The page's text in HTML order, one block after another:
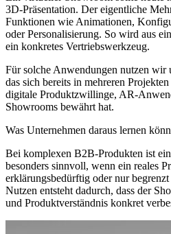
3D-Präsentation. Der eigentliche
Funktionen wie Animationen,
oder Personalisierung. So wird aus
ein konkretes Vertriebswerkzeug.
Für solche Anwendungen nutzen
das sich bereits in mehreren
digitale Produktzwillinge, AR-
Showrooms bewährt hat.
Was Unternehmen daraus lernen
Bei komplexen B2B-Produkten ist
besonders sinnvoll, wenn ein reales
erklärungsbedürftig oder nur
Nutzen entsteht dadurch, dass der
und Produktverständnis konkret